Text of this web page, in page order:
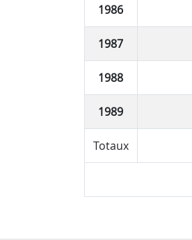
1986
1987
1988
1989
Totaux